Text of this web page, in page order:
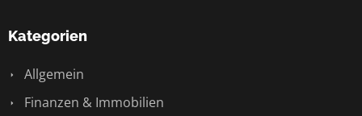
Kategorien
Allgemein
Finanzen & Immobilien